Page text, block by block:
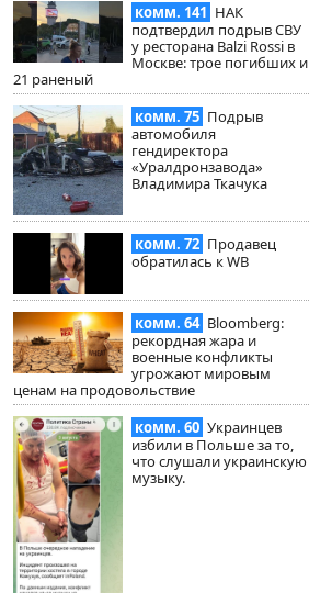
комм. 141 НАК
подтвердил подрыв СВУ
у ресторана Balzi Rossi в
Москве: трое погибших и
21 раненый
комм. 75 Подрыв
автомобиля
гендиректора
«Уралдронзавода»
Владимира Ткачука
комм. 72 Продавец
обратилась к WB
комм. 64 Bloomberg:
рекордная жара и
военные конфликты
угрожают мировым
ценам на продовольствие
комм. 60 Украинцев
избили в Польше за то,
что слушали украинскую
музыку.